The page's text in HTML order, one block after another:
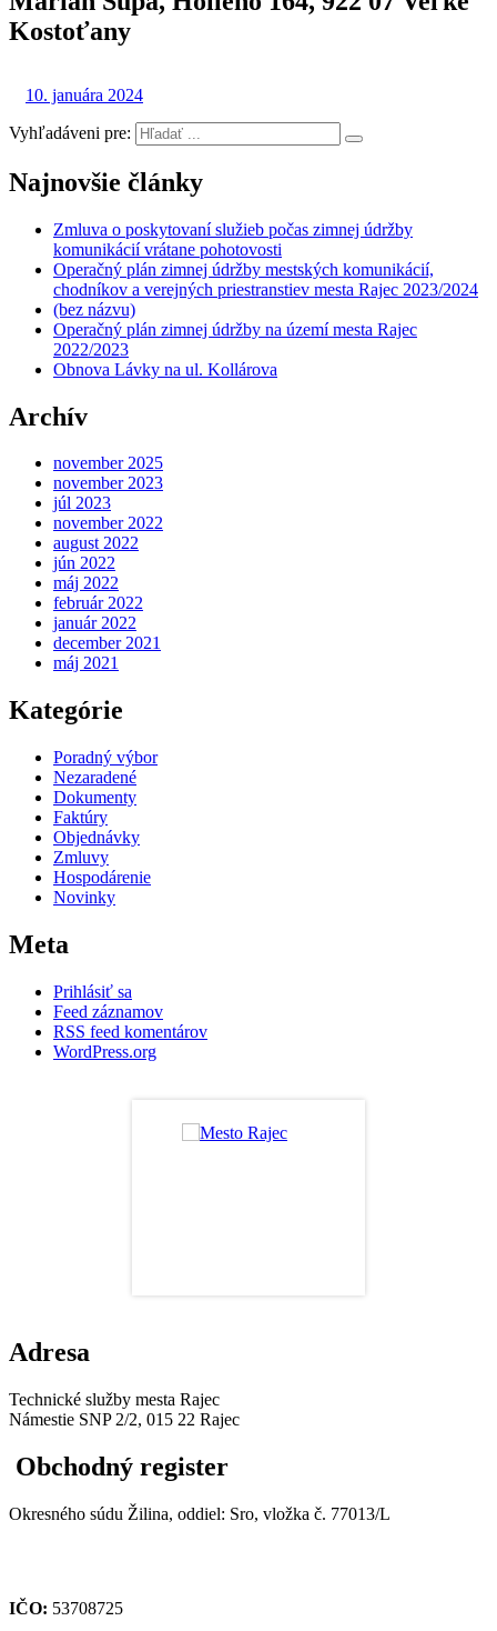
Kostoťany
10. januára 2024
Vyhľadáveni pre:
Najnovšie články
Zmluva o poskytovaní služieb počas zimnej údržby
komunikácií vrátane pohotovosti
Operačný plán zimnej údržby mestských komunikácií,
chodníkov a verejných priestranstiev mesta Rajec 2023/2024
(bez názvu)
Operačný plán zimnej údržby na území mesta Rajec
2022/2023
Obnova Lávky na ul. Kollárova
Archív
november 2025
november 2023
júl 2023
november 2022
august 2022
jún 2022
máj 2022
február 2022
január 2022
december 2021
máj 2021
Kategórie
Poradný výbor
Nezaradené
Dokumenty
Faktúry
Objednávky
Zmluvy
Hospodárenie
Novinky
Meta
Prihlásiť sa
Feed záznamov
RSS feed komentárov
WordPress.org
Adresa
Technické služby mesta Rajec
Námestie SNP 2/2, 015 22 Rajec
Obchodný register
Okresného súdu Žilina, oddiel: Sro, vložka č. 77013/L
IČO: 53708725